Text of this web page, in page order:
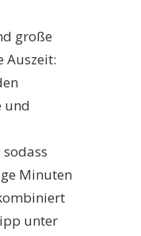
große
Auszeit:
und
Minuten
unter